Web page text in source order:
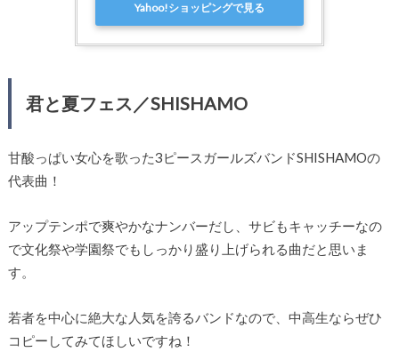
Yahoo!ショッピングで見る
君と夏フェス／SHISHAMO
甘酸っぱい女心を歌った3ピースガールズバンドSHISHAMOの
代表曲！
アップテンポで爽やかなナンバーだし、サビもキャッチーなの
で文化祭や学園祭でもしっかり盛り上げられる曲だと思いま
す。
若者を中心に絶大な人気を誇るバンドなので、中高生ならぜひ
コピーしてみてほしいですね！